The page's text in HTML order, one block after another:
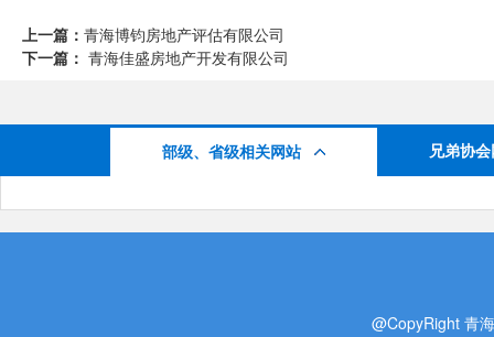
上一篇： 青海博钧房地产评估有限公司
下一篇： 青海佳盛房地产开发有限公司
部级、省级相关网站 兄弟协
@CopyRight 青